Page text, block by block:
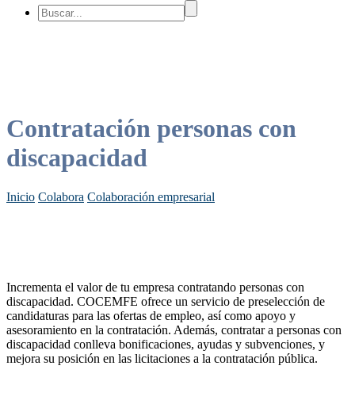
Contratación personas con
discapacidad
Inicio Colabora Colaboración empresarial
Incrementa el valor de tu empresa contratando personas con
discapacidad. COCEMFE ofrece un servicio de preselección de
candidaturas para las ofertas de empleo, así como apoyo y
asesoramiento en la contratación. Además, contratar a personas con
discapacidad conlleva bonificaciones, ayudas y subvenciones, y
mejora su posición en las licitaciones a la contratación pública.